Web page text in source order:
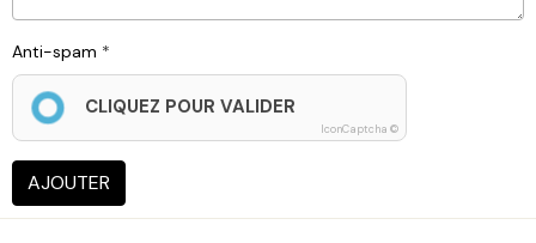
Anti-spam
CLIQUEZ POUR VALIDER
IconCaptcha ©
AJOUTER